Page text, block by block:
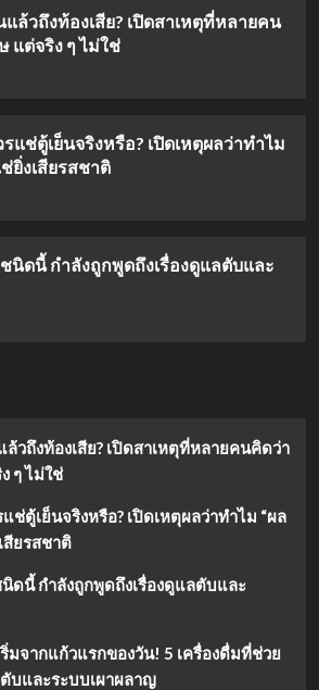
ล้วถึงท้องเสีย? เปิดสาเหตุที่หลายคน
แต่จริง ๆ ไม่ใช่
ช่ตู้เย็นจริงหรือ? เปิดเหตุผลว่าทำไม
ยิ่งเสียรสชาติ
นิดนี้ กำลังถูกพูดถึงเรื่องดูแลตับและ
วถึงท้องเสีย? เปิดสาเหตุที่หลายคนคิดว่า
ๆ ไม่ใช่
ตู้เย็นจริงหรือ? เปิดเหตุผลว่าทำไม “ผล
สียรสชาติ
ดนี้ กำลังถูกพูดถึงเรื่องดูแลตับและ
มจากแก้วแรกของวัน! 5 เครื่องดื่มที่ช่วย
บและระบบเผาผลาญ